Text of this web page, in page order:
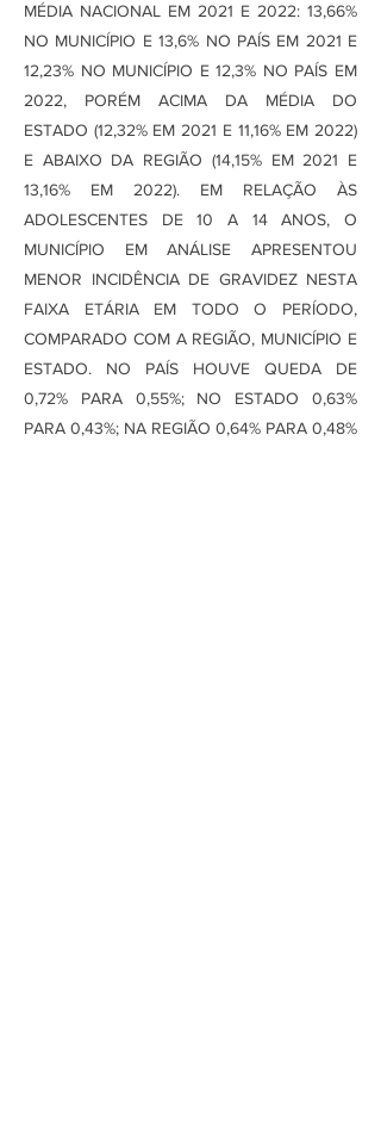
MÉDIA NACIONAL EM 2021 E 2022: 13,66%
NO MUNICÍPIO E 13,6% NO PAÍS EM 2021 E
12,23% NO MUNICÍPIO E 12,3% NO PAÍS EM
2022, PORÉM ACIMA DA MÉDIA DO
ESTADO (12,32% EM 2021 E 11,16% EM 2022)
E ABAIXO DA REGIÃO (14,15% EM 2021 E
13,16% EM 2022). EM RELAÇÃO ÀS
ADOLESCENTES DE 10 A 14 ANOS, O
MUNICÍPIO EM ANÁLISE APRESENTOU
MENOR INCIDÊNCIA DE GRAVIDEZ NESTA
FAIXA ETÁRIA EM TODO O PERÍODO,
COMPARADO COM A REGIÃO, MUNICÍPIO E
ESTADO. NO PAÍS HOUVE QUEDA DE
0,72% PARA 0,55%; NO ESTADO 0,63%
PARA 0,43%; NA REGIÃO 0,64% PARA 0,48%